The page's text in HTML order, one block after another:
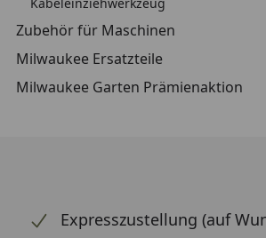
Zubehör für Maschinen
Milwaukee Ersatzteile
Milwaukee Garten Prämienaktion
Expresszustellung (auf